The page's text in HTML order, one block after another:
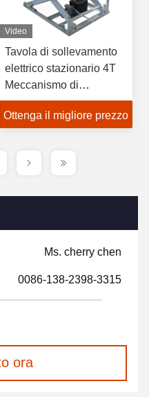
Video
Tavola di sollevamento
elettrico stazionario 4T
Meccanismo di
sollevamento stazionario
a forbice
Ottenga il migliore prezzo
Ms. cherry chen
0086-138-2398-3315
ora